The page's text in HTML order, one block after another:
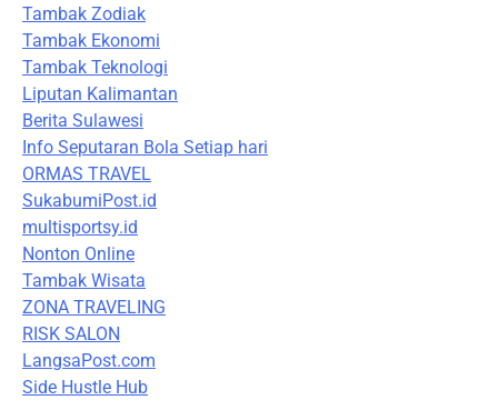
Tambak Zodiak
Tambak Ekonomi
Tambak Teknologi
Liputan Kalimantan
Berita Sulawesi
Info Seputaran Bola Setiap hari
ORMAS TRAVEL
SukabumiPost.id
multisportsy.id
Nonton Online
Tambak Wisata
ZONA TRAVELING
RISK SALON
LangsaPost.com
Side Hustle Hub